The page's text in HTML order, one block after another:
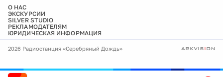
О НАС
ЭКСКУРСИИ
SILVER STUDIO
РЕКЛАМОДАТЕЛЯМ
ЮРИДИЧЕСКАЯ ИНФОРМАЦИЯ
2026 Радиостанция «Серебряный Дождь»